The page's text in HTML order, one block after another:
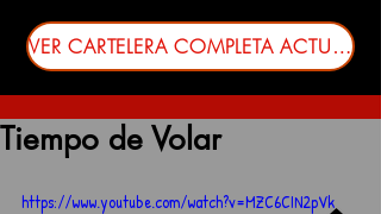
VER CARTELERA COMPLETA ACTUALIZADA
Tiempo de Volar
https://www.youtube.com/watch?v=MZC6CIN2pVk